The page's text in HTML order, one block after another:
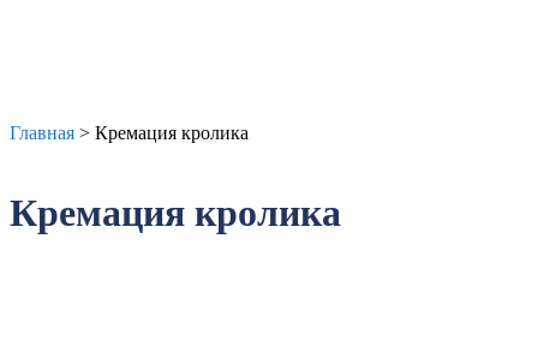
Главная > Кремация кролика
Кремация кролика